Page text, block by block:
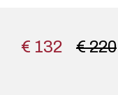
€ 220
€ 132